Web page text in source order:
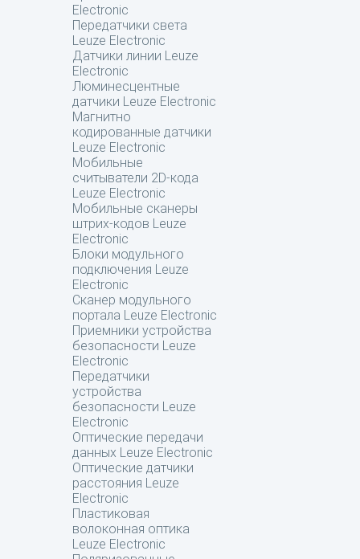
Electronic
Передатчики света
Leuze Electronic
Датчики линии Leuze
Electronic
Люминесцентные
датчики Leuze Electronic
Магнитно
кодированные датчики
Leuze Electronic
Мобильные
считыватели 2D-кода
Leuze Electronic
Мобильные сканеры
штрих-кодов Leuze
Electronic
Блоки модульного
подключения Leuze
Electronic
Сканер модульного
портала Leuze Electronic
Приемники устройства
безопасности Leuze
Electronic
Передатчики
устройства
безопасности Leuze
Electronic
Оптические передачи
данных Leuze Electronic
Оптические датчики
расстояния Leuze
Electronic
Пластиковая
волоконная оптика
Leuze Electronic